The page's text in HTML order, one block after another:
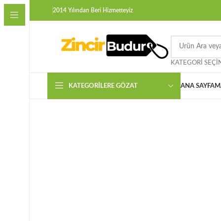
2014 Yılından Beri Hizmetteyiz
KATEGORI
KATEGORILERE GÖZAT ANA SAYFA